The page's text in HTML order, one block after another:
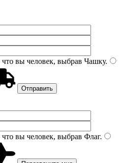
вы человек, выбрав Чашку.
вы человек, выбрав Флаг.